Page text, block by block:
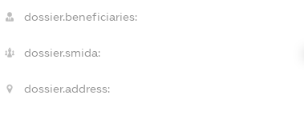
dossier.beneficiaries:
dossier.smida:
dossier.address: